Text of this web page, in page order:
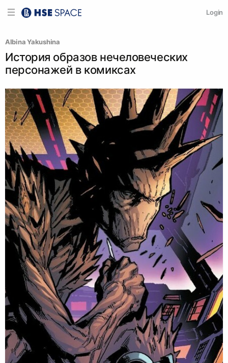
Login
Albina Yakushina
История образов нечеловеческих
персонажей в комиксах